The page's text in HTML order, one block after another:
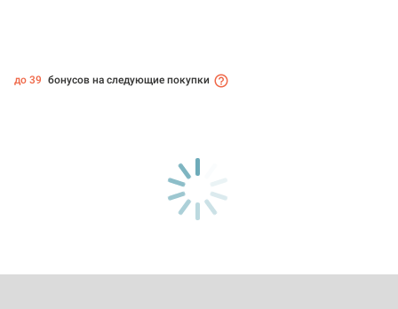
до 39 бонусов на следующие покупки